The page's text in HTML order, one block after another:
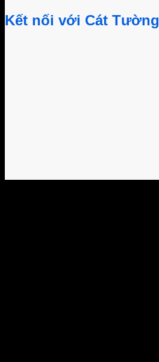
Kết nối với Cát Tường